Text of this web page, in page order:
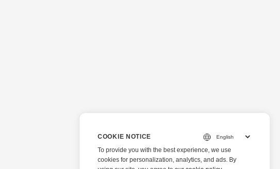
COOKIE NOTICE
To provide you with the best experience, we use
cookies for personalization, analytics, and ads. By